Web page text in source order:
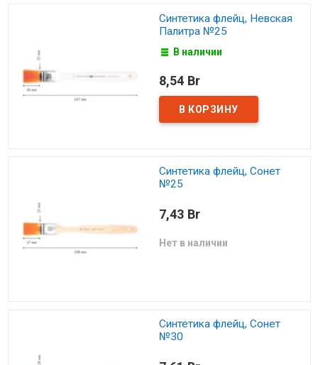
Синтетика флейц, Невская
Палитра №25
В наличии
8,54 Br
Синтетика флейц, Сонет
№25
7,43 Br
Нет в наличии
Синтетика флейц, Сонет
№30